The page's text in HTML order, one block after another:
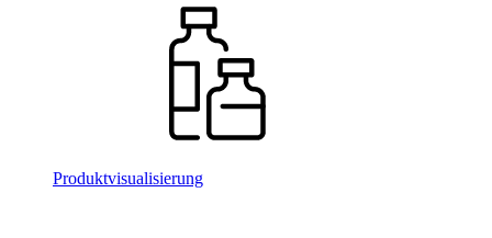
Produktvisualisierung